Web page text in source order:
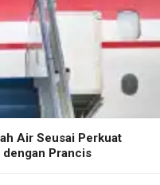
Air Seusai Perkuat
Prancis